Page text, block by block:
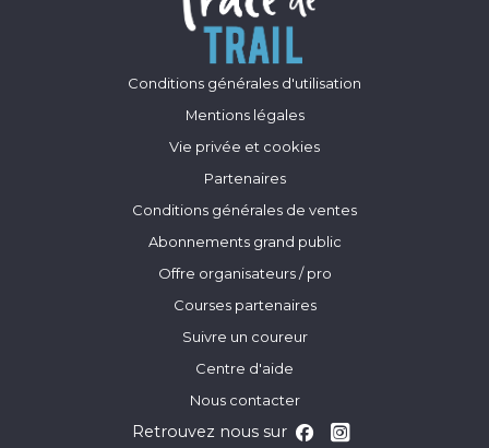
Conditions générales d'utilisation
Mentions légales
Vie privée et cookies
Partenaires
Conditions générales de ventes
Abonnements grand public
Offre organisateurs / pro
Courses partenaires
Suivre un coureur
Centre d'aide
Nous contacter
Retrouvez nous sur